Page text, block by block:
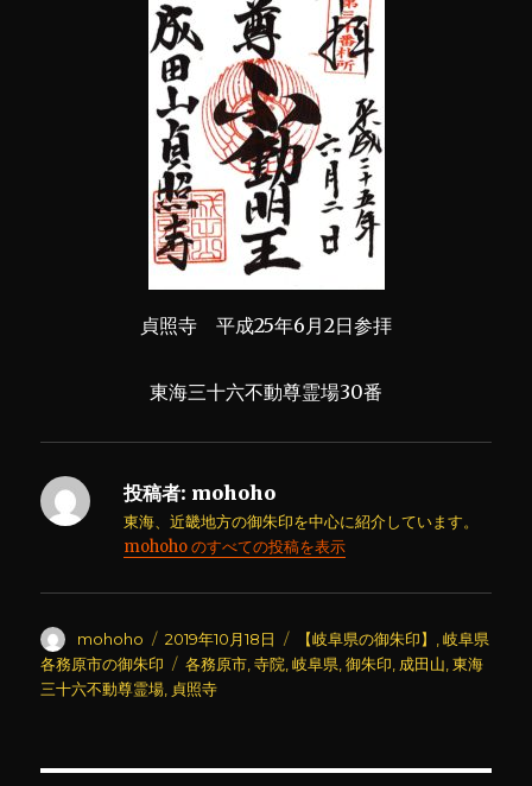
貞照寺 平成25年6月2日参拝
東海三十六不動尊霊場30番
投稿者: mohoho
東海、近畿地方の御朱印を中心に紹介しています。
mohoho のすべての投稿を表示
投
稿
者
mohoho
投
稿
日:
2019年10月18日
カ
テ
【岐阜県の御朱印】 ,岐阜県
各務原市の御朱印
タ
グ
各務原市 ,寺院 ,岐阜県 ,御朱印 成田山 ,東海
三十六不動尊霊場 貞照寺